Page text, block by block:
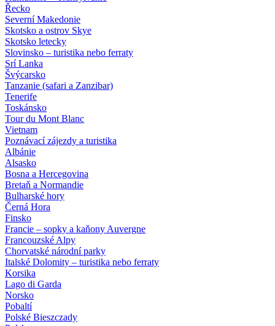
Řecko
Severní Makedonie
Skotsko a ostrov Skye
Skotsko letecky
Slovinsko – turistika nebo ferraty
Srí Lanka
Švýcarsko
Tanzanie (safari a Zanzibar)
Tenerife
Toskánsko
Tour du Mont Blanc
Vietnam
Poznávací zájezdy a turistika
Albánie
Alsasko
Bosna a Hercegovina
Bretaň a Normandie
Bulharské hory
Černá Hora
Finsko
Francie – sopky a kaňony Auvergne
Francouzské Alpy
Chorvatské národní parky
Italské Dolomity – turistika nebo ferraty
Korsika
Lago di Garda
Norsko
Pobaltí
Polské Bieszczady